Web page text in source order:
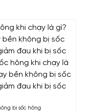
bị sốc hông